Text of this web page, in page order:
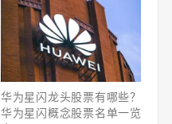
华为星闪龙头股票有哪些？
华为星闪概念股票名单一览